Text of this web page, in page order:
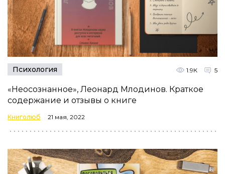
Психология 1.9К 5
«Неосознанное», Леонард Млодинов. Краткое
содержание и отзывы о книге
Книголюб 21 мая, 2022